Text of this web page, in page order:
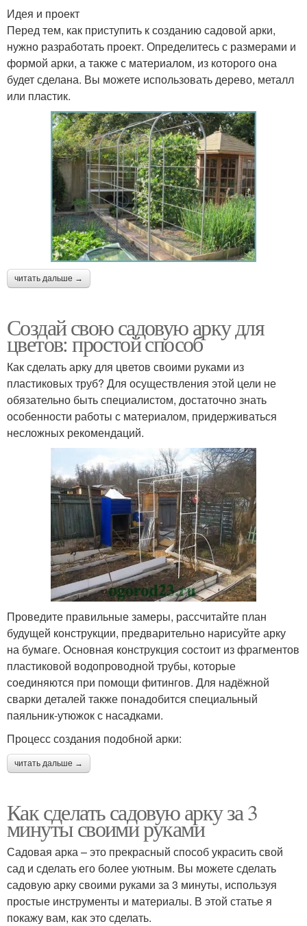
Идея и проект
Перед тем, как приступить к созданию садовой арки,
нужно разработать проект. Определитесь с размерами и
формой арки, а также с материалом, из которого она
будет сделана. Вы можете использовать дерево, металл
или пластик.
читать дальше →
Создай свою садовую арку для
цветов: простой способ
Как сделать арку для цветов своими руками из
пластиковых труб? Для осуществления этой цели не
обязательно быть специалистом, достаточно знать
особенности работы с материалом, придерживаться
несложных рекомендаций.
Проведите правильные замеры, рассчитайте план
будущей конструкции, предварительно нарисуйте арку
на бумаге. Основная конструкция состоит из фрагментов
пластиковой водопроводной трубы, которые
соединяются при помощи фитингов. Для надёжной
сварки деталей также понадобится специальный
паяльник-утюжок с насадками.
Процесс создания подобной арки:
читать дальше →
Как сделать садовую арку за 3
минуты своими руками
Садовая арка – это прекрасный способ украсить свой
сад и сделать его более уютным. Вы можете сделать
садовую арку своими руками за 3 минуты, используя
простые инструменты и материалы. В этой статье я
покажу вам, как это сделать.